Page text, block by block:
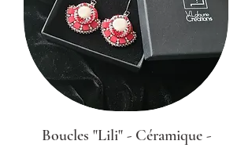
Boucles "Lili" - Céramique -